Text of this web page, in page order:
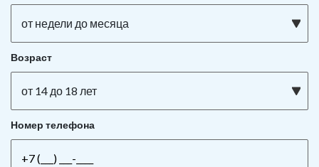
от недели до месяца
Возраст
от 14 до 18 лет
Номер телефона